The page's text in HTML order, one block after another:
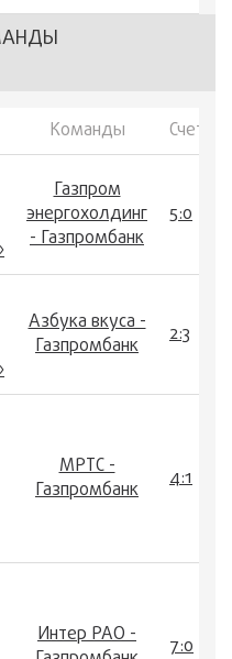
Команды Счет
Газпром
энергохолдинг
- Газпромбанк
5:0
Азбука вкуса -
Газпромбанк
2:3
МРТС -
Газпромбанк
4:1
Интер РАО -
7:0